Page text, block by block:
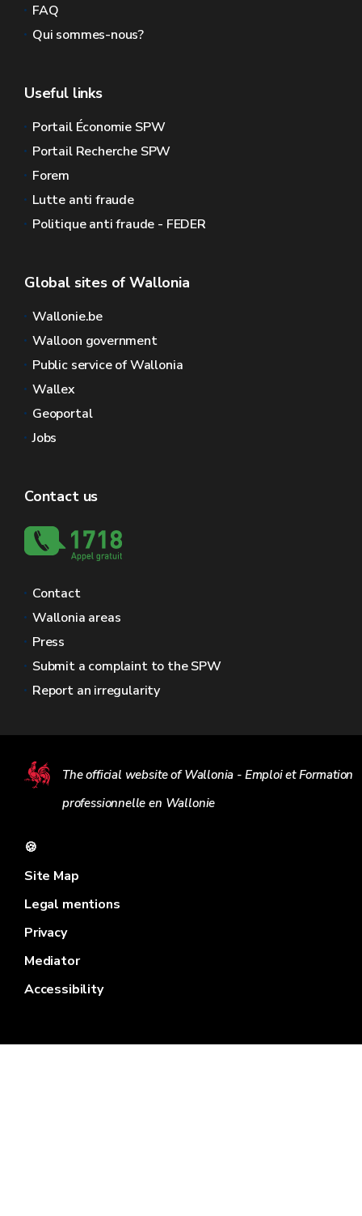
FAQ
Qui sommes-nous?
Useful links
Portail Économie SPW
Portail Recherche SPW
Forem
Lutte anti fraude
Politique anti fraude - FEDER
Global sites of Wallonia
Wallonie.be
Walloon government
Public service of Wallonia
Wallex
Geoportal
Jobs
Contact us
Contact
Wallonia areas
Press
Submit a complaint to the SPW
Report an irregularity
The official website of Wallonia - Emploi et Formation
professionnelle en Wallonie
🍪
Site Map
Legal mentions
Privacy
Mediator
Accessibility